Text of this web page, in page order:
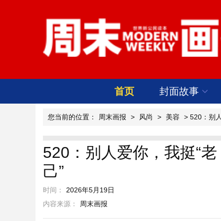
首页 封面故事
您当前的位置： 周末画报 > 风尚 > 美容 > 520：别
520：别人爱你，我挺“老
己”
时间：
2026年5月19日
内容来源：
周末画报